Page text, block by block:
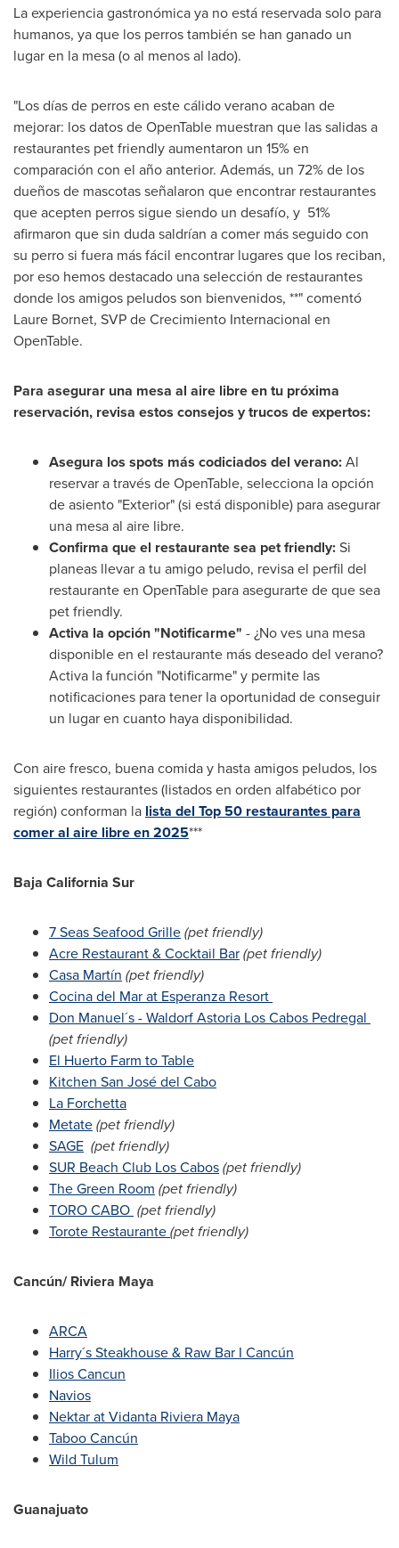
La experiencia gastronómica ya no está reservada solo para
humanos, ya que los perros también se han ganado un
lugar en la mesa (o al menos al lado).
"Los días de perros en este cálido verano acaban de
mejorar: los datos de OpenTable muestran que las salidas a
restaurantes pet friendly aumentaron un 15% en
comparación con el año anterior. Además, un 72% de los
dueños de mascotas señalaron que encontrar restaurantes
que acepten perros sigue siendo un desafío, y 51%
afirmaron que sin duda saldrían a comer más seguido con
su perro si fuera más fácil encontrar lugares que los reciban,
por eso hemos destacado una selección de restaurantes
donde los amigos peludos son bienvenidos, **" comentó
Laure Bornet, SVP de Crecimiento Internacional en
OpenTable.
Para asegurar una mesa al aire libre en tu próxima
reservación, revisa estos consejos y trucos de expertos:
Asegura los spots más codiciados del verano:Al
reservar a través de OpenTable, selecciona la opción
de asiento "Exterior" (si está disponible) para asegurar
una mesa al aire libre.
Confirma que el restaurante sea pet friendly:Si
planeas llevar a tu amigo peludo, revisa el perfil del
restaurante en OpenTable para asegurarte de que sea
pet friendly.
Activa la opción "Notificarme" - ¿No ves una mesa
disponible en el restaurante más deseado del verano?
Activa la función "Notificarme" y permite las
notificaciones para tener la oportunidad de conseguir
un lugar en cuanto haya disponibilidad.
Con aire fresco, buena comida y hasta amigos peludos, los
siguientes restaurantes (listados en orden alfabético por
región) conforman la lista del Top 50 restaurantes para
comer al aire libre en 2025***
Baja California Sur
7 Seas Seafood Grille(pet friendly)
Acre Restaurant & Cocktail Bar(pet friendly)
Casa Martín (pet friendly)
Cocina del Marat Esperanza Resort
Don Manuel´s - Waldorf Astoria Los Cabos Pedregal
(pet friendly)
El Huerto Farm to Table
Kitchen San José del Cabo
La Forchetta
Metate(pet friendly)
SAGE (pet friendly)
SUR Beach Club Los Cabos(pet friendly)
The Green Room (pet friendly)
TORO CABO (pet friendly)
Torote Restaurante(pet friendly)
Cancún/ Riviera Maya
ARCA
Harry´s Steakhouse & Raw Bar I Cancún
Ilios Cancun
Navios
Nektar at Vidanta Riviera Maya
Taboo Cancún
Wild Tulum
Guanajuato